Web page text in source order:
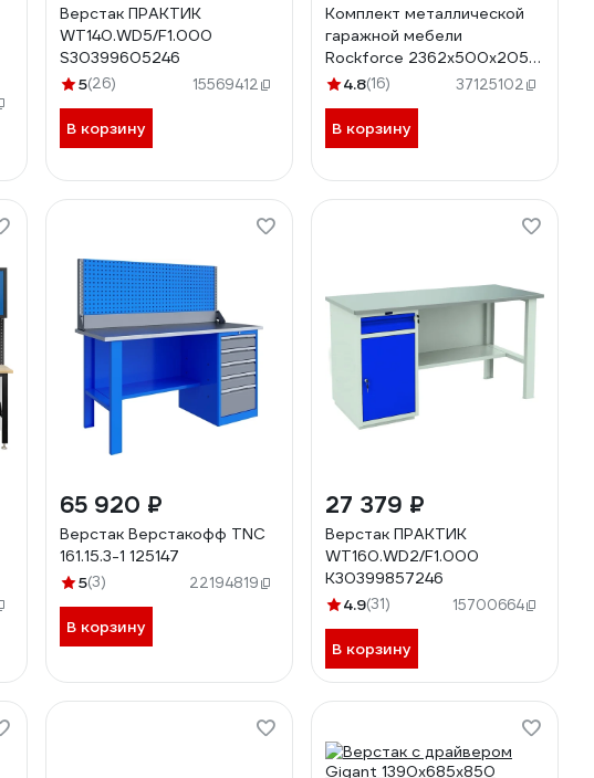
Верстак ПРАКТИК
WT140.WD5/F1.000
S30399605246
5(26) 15569412
В корзину
Комплект металлической
гаражной мебели
Rockforce 2362x500x2050
мм RF-01Y0207(61473)
4.8(16) 37125102
В корзину
65 920 ₽
Верстак Верстакофф TNC
161.15.3-1 125147
5(3) 22194819
В корзину
27 379 ₽
Верстак ПРАКТИК
WT160.WD2/F1.000
К30399857246
4.9(31) 15700664
В корзину